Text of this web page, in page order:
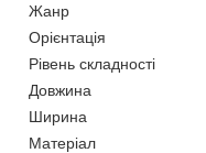
Жанр
Орієнтація
Рівень складності
Довжина
Ширина
Матеріал